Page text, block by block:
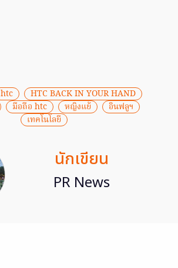
htc
HTC BACK IN YOUR HAND
มือถือ htc หญิงแย้
อินฟลูฯ
เทคโนโลยี
นักเขียน
PR News